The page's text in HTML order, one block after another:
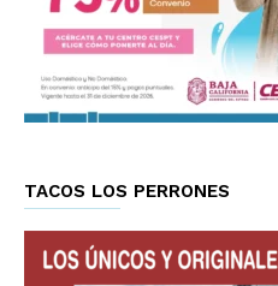
TACOS LOS PERRONES